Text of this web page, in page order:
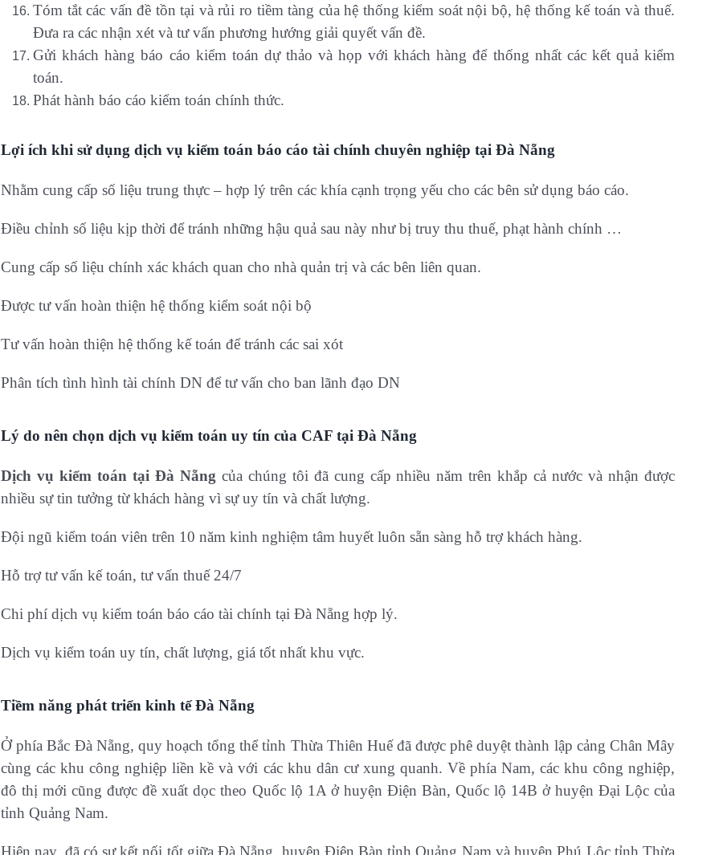
Tóm tắt các vấn đề tồn tại và rủi ro tiềm tàng của hệ thống kiểm soát nội bộ, hệ thống kế toán và thuế.
Đưa ra các nhận xét và tư vấn phương hướng giải quyết vấn đề.
Gửi khách hàng báo cáo kiểm toán dự thảo và họp với khách hàng để thống nhất các kết quả kiểm
toán.
Phát hành báo cáo kiểm toán chính thức.
Lợi ích khi sử dụng dịch vụ kiểm toán báo cáo tài chính chuyên nghiệp tại Đà Nẵng
Nhằm cung cấp số liệu trung thực – hợp lý trên các khía cạnh trọng yếu cho các bên sử dụng báo cáo.
Điều chỉnh số liệu kịp thời để tránh những hậu quả sau này như bị truy thu thuế, phạt hành chính …
Cung cấp số liệu chính xác khách quan cho nhà quản trị và các bên liên quan.
Được tư vấn hoàn thiện hệ thống kiểm soát nội bộ
Tư vấn hoàn thiện hệ thống kế toán để tránh các sai xót
Phân tích tình hình tài chính DN để tư vấn cho ban lãnh đạo DN
Lý do nên chọn dịch vụ kiểm toán uy tín của CAF tại Đà Nẵng
Dịch vụ kiểm toán tại Đà Nẵng của chúng tôi đã cung cấp nhiều năm trên khắp cả nước và nhận được
nhiều sự tin tưởng từ khách hàng vì sự uy tín và chất lượng.
Đội ngũ kiểm toán viên trên 10 năm kinh nghiệm tâm huyết luôn sẵn sàng hỗ trợ khách hàng.
Hỗ trợ tư vấn kế toán, tư vấn thuế 24/7
Chi phí dịch vụ kiểm toán báo cáo tài chính tại Đà Nẵng hợp lý.
Dịch vụ kiểm toán uy tín, chất lượng, giá tốt nhất khu vực.
Tiềm năng phát triển kinh tế Đà Nẵng
Ở phía Bắc Đà Nẵng, quy hoạch tổng thể tỉnh Thừa Thiên Huế đã được phê duyệt thành lập cảng Chân Mây
cùng các khu công nghiệp liền kề và với các khu dân cư xung quanh. Về phía Nam, các khu công nghiệp,
đô thị mới cũng được đề xuất dọc theo Quốc lộ 1A ở huyện Điện Bàn, Quốc lộ 14B ở huyện Đại Lộc của
tỉnh Quảng Nam.
Hiện nay, đã có sự kết nối tốt giữa Đà Nẵng, huyện Điện Bàn tỉnh Quảng Nam và huyện Phú Lộc tỉnh Thừa